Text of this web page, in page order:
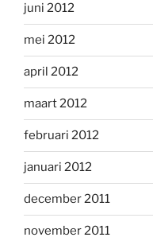
juni 2012
mei 2012
april 2012
maart 2012
februari 2012
januari 2012
december 2011
november 2011